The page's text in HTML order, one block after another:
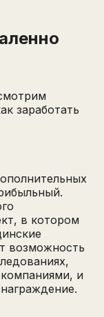
заработать
в котором
возможность
и